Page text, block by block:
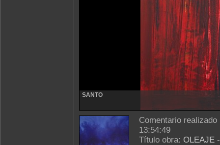
SANTO
Comentario
13:54:49
Título obra: OLEAJE